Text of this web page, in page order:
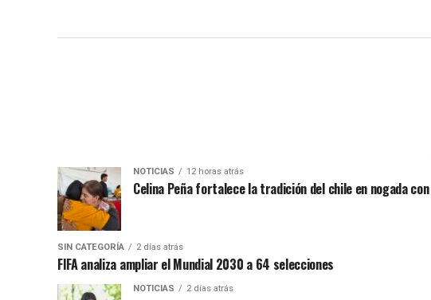
NOTICIAS 12 horas atrás
Celina Peña fortalece la tradición del chile en nogada
SIN CATEGORÍA 2 días atrás
FIFA analiza ampliar el Mundial 2030 a 64 selecciones
NOTICIAS 2 días atrás